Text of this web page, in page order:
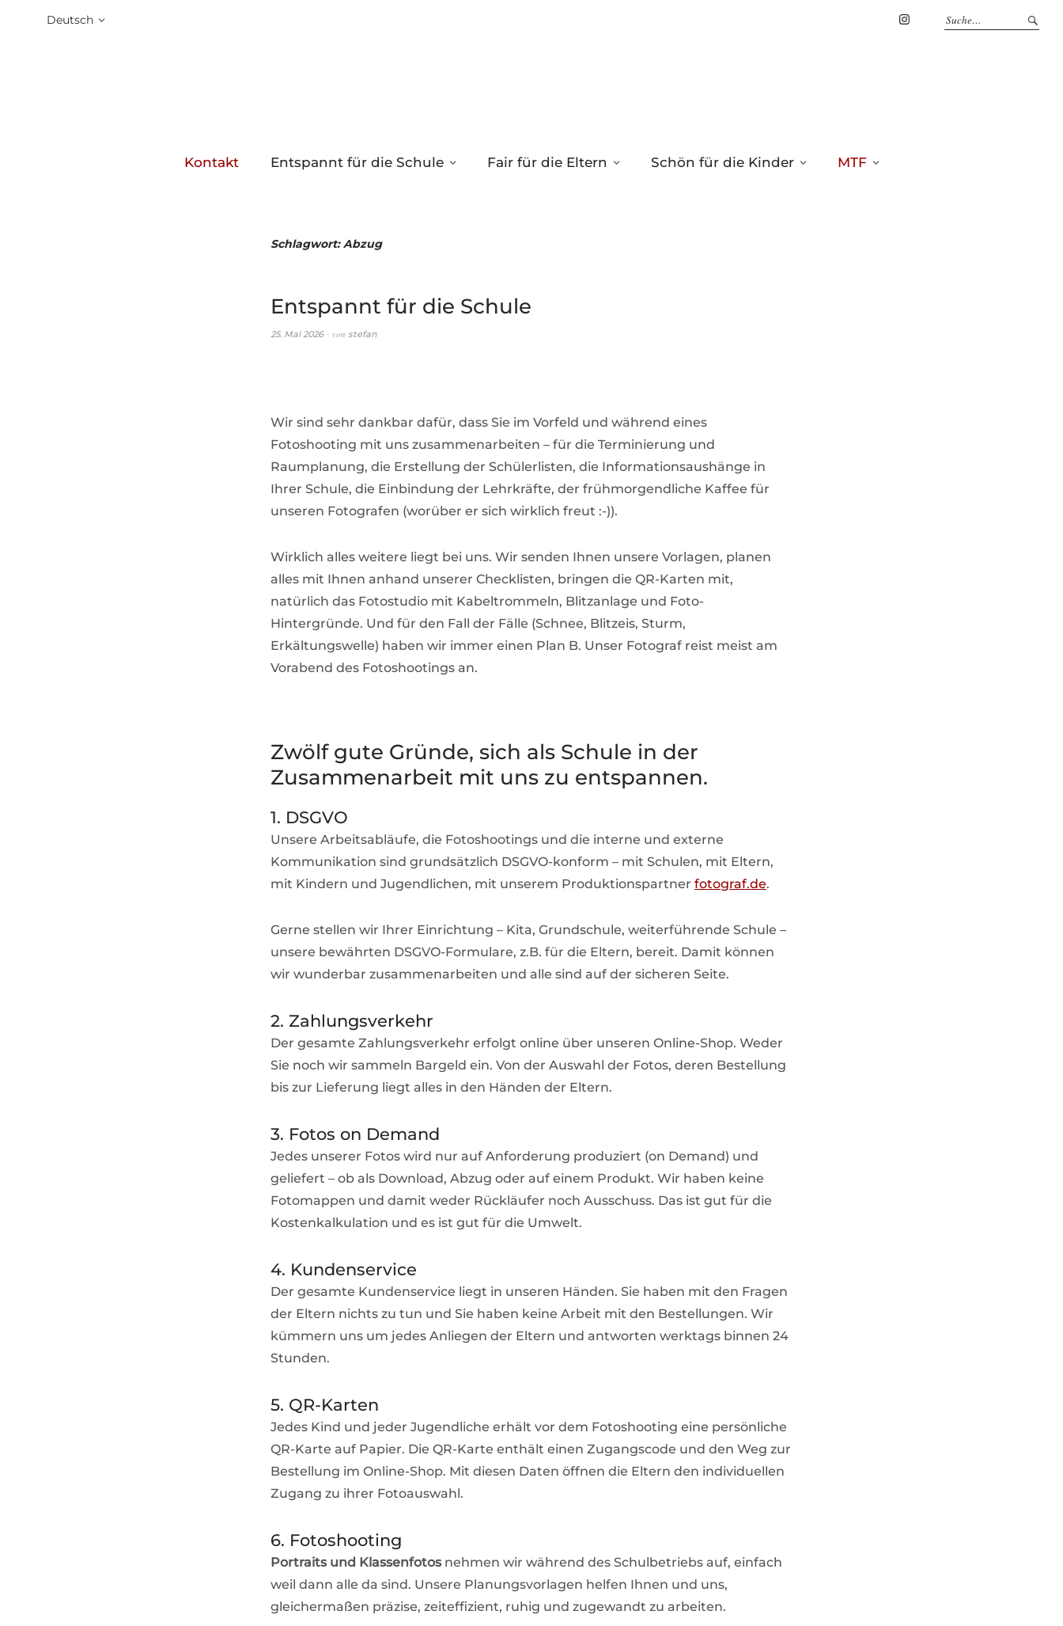
Deutsch
Kontakt Entspannt für die Schule Fair für die Eltern Schön für die Kinder MTF
Schlagwort:Abzug
Entspannt für die Schule
25. Mai 2026 von stefan
Wir sind sehr dankbar dafür, dass Sie im Vorfeld und während eines
Fotoshooting mit uns zusammenarbeiten – für die Terminierung und
Raumplanung, die Erstellung der Schülerlisten, die Informationsaushänge in
Ihrer Schule, die Einbindung der Lehrkräfte, der frühmorgendliche Kaffee für
unseren Fotografen (worüber er sich wirklich freut :-)).
Wirklich alles weitere liegt bei uns. Wir senden Ihnen unsere Vorlagen, planen
alles mit Ihnen anhand unserer Checklisten, bringen die QR-Karten mit,
natürlich das Fotostudio mit Kabeltrommeln, Blitzanlage und Foto-
Hintergründe. Und für den Fall der Fälle (Schnee, Blitzeis, Sturm,
Erkältungswelle) haben wir immer einen Plan B. Unser Fotograf reist meist am
Vorabend des Fotoshootings an.
Zwölf gute Gründe, sich als Schule in der
Zusammenarbeit mit uns zu entspannen.
1. DSGVO
Unsere Arbeitsabläufe, die Fotoshootings und die interne und externe
Kommunikation sind grundsätzlich DSGVO-konform – mit Schulen, mit Eltern,
mit Kindern und Jugendlichen, mit unserem Produktionspartner fotograf.de.
Gerne stellen wir Ihrer Einrichtung – Kita, Grundschule, weiterführende Schule –
unsere bewährten DSGVO-Formulare, z.B. für die Eltern, bereit. Damit können
wir wunderbar zusammenarbeiten und alle sind auf der sicheren Seite.
2. Zahlungsverkehr
Der gesamte Zahlungsverkehr erfolgt online über unseren Online-Shop. Weder
Sie noch wir sammeln Bargeld ein. Von der Auswahl der Fotos, deren Bestellung
bis zur Lieferung liegt alles in den Händen der Eltern.
3. Fotos on Demand
Jedes unserer Fotos wird nur auf Anforderung produziert (on Demand) und
geliefert – ob als Download, Abzug oder auf einem Produkt. Wir haben keine
Fotomappen und damit weder Rückläufer noch Ausschuss. Das ist gut für die
Kostenkalkulation und es ist gut für die Umwelt.
4. Kundenservice
Der gesamte Kundenservice liegt in unseren Händen. Sie haben mit den Fragen
der Eltern nichts zu tun und Sie haben keine Arbeit mit den Bestellungen. Wir
kümmern uns um jedes Anliegen der Eltern und antworten werktags binnen 24
Stunden.
5. QR-Karten
Jedes Kind und jeder Jugendliche erhält vor dem Fotoshooting eine persönliche
QR-Karte auf Papier. Die QR-Karte enthält einen Zugangscode und den Weg zur
Bestellung im Online-Shop. Mit diesen Daten öffnen die Eltern den individuellen
Zugang zu ihrer Fotoauswahl.
6. Fotoshooting
Portraits und Klassenfotosnehmen wir während des Schulbetriebs auf, einfach
weil dann alle da sind. Unsere Planungsvorlagen helfen Ihnen und uns,
gleichermaßen präzise, zeiteffizient, ruhig und zugewandt zu arbeiten.